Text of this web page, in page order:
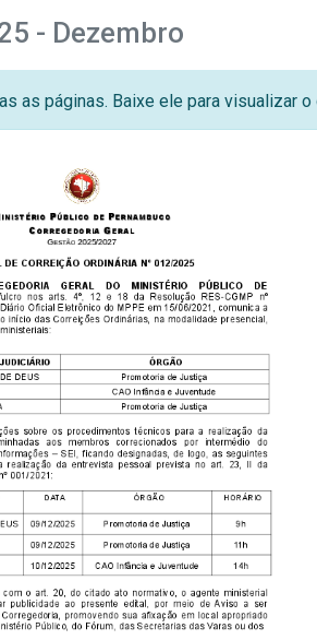
- Dezembro
as páginas. Baixe ele para visualizar